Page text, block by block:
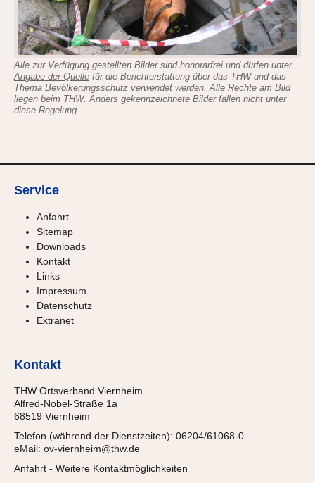
Alle zur Verfügung gestellten Bilder sind honorarfrei und dürfen unter
Angabe der Quelle für die Berichterstattung über das THW und das
Thema Bevölkerungsschutz verwendet werden. Alle Rechte am Bild
liegen beim THW. Anders gekennzeichnete Bilder fallen nicht unter
diese Regelung.
Service
Anfahrt
Sitemap
Downloads
Kontakt
Links
Impressum
Datenschutz
Extranet
Kontakt
THW Ortsverband Viernheim
Alfred-Nobel-Straße 1a
68519 Viernheim
Telefon (während der Dienstzeiten): 06204/61068-0
eMail: ov-viernheim@thw.de
Anfahrt - Weitere Kontaktmöglichkeiten